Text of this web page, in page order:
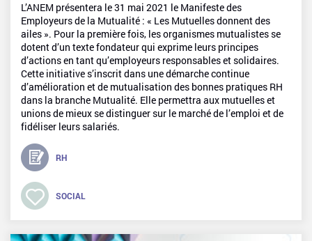
L’ANEM présentera le 31 mai 2021 le Manifeste des
Employeurs de la Mutualité : « Les Mutuelles donnent des
ailes ». Pour la première fois, les organismes mutualistes se
dotent d’un texte fondateur qui exprime leurs principes
d’actions en tant qu’employeurs responsables et solidaires.
Cette initiative s’inscrit dans une démarche continue
d’amélioration et de mutualisation des bonnes pratiques RH
dans la branche Mutualité. Elle permettra aux mutuelles et
unions de mieux se distinguer sur le marché de l’emploi et de
fidéliser leurs salariés.
RH
SOCIAL